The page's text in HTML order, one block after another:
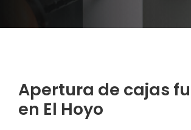
Apertura de cajas
en El Hoyo